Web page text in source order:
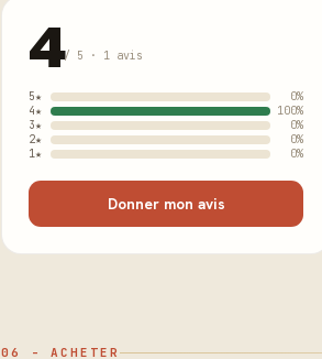
4/ 5 · 1 avis
5★
0%
4★
100%
3★
0%
2★
0%
1★
0%
Donner mon avis
06 - ACHETER